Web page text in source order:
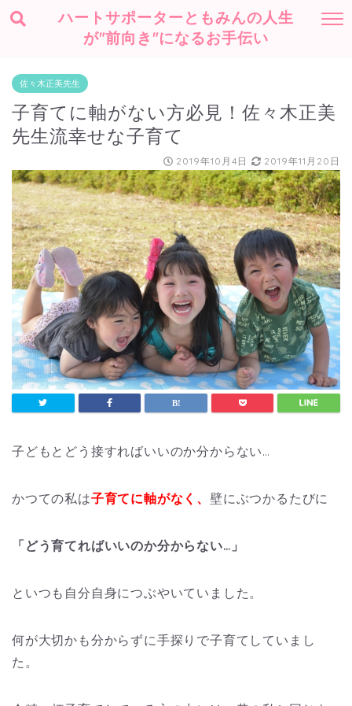
ハートサポーターともみんの人生
が"前向き"になるお手伝い
佐々木正美先生
子育てに軸がない方必見！佐々木正美
先生流幸せな子育て
2019年10月4日 2019年11月20日
子どもとどう接すればいいのか分からない…
かつての私は子育てに軸がなく、 壁にぶつかるたびに
「どう育てればいいのか分からない…」
といつも自分自身につぶやいていました。
何が大切かも分からずに手探りで子育てしていまし
た。